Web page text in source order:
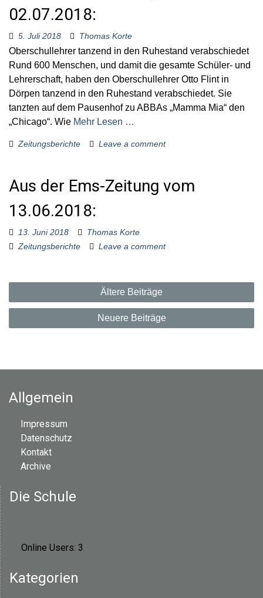
02.07.2018:
5. Juli 2018 Thomas Korte
Oberschullehrer tanzend in den Ruhestand verabschiedet
Rund 600 Menschen, und damit die gesamte Schüler- und
Lehrerschaft, haben den Oberschullehrer Otto Flint in
Dörpen tanzend in den Ruhestand verabschiedet. Sie
tanzten auf dem Pausenhof zu ABBAs „Mamma Mia“ den
„Chicago“. Wie Mehr Lesen …
Zeitungsberichte Leave a comment
Aus der Ems-Zeitung vom
13.06.2018:
13. Juni 2018
Thomas Korte
Zeitungsberichte
Leave a comment
B
e
r
n
g
Ältere Beiträge
Neuere Beiträge
Allgemein
Impressum
Datenschutz
Kontakt
Archive
Die Schule
Online Users: 3
Kategorien